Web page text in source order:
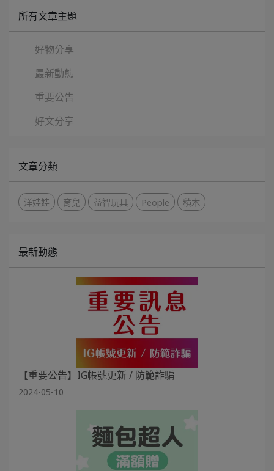
所有文章主題
好物分享
最新動態
重要公告
好文分享
文章分類
洋娃娃 育兒 益智玩具 People 積木
最新動態
【重要公告】IG帳號更新 / 防範詐騙
2024-05-10